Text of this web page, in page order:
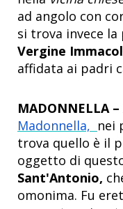
ad angolo con
si trova invece
Vergine
affidata ai padri
MADONNELLA –
Madonnella, nei
trova quello è il
oggetto di
Sant'Antonio,
omonima. Fu